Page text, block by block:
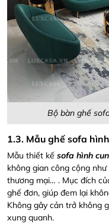
Bộ bàn ghế
1.3. Mẫu ghế sofa
Mẫu thiết kế sofa hình
không gian công cộng
thương mại… . Mục đích
ghế đơn, giúp đem lại
Không gây cản trở không
xung quanh.